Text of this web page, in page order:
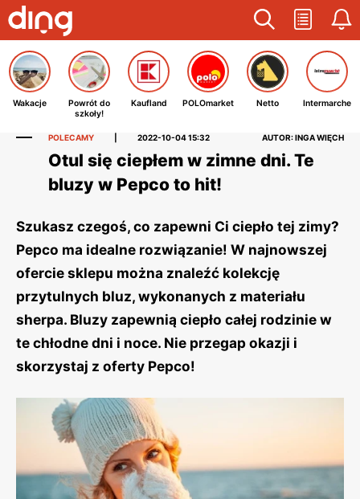
Wakacje
Powrót do
szkoły!
Kaufland POLOmarket Netto Intermarche
POLECAMY 2022-10-04 15:32 AUTOR: INGA WIĘCH
Otul się ciepłem w zimne dni. Te
bluzy w Pepco to hit!
Szukasz czegoś, co zapewni Ci ciepło tej zimy?
Pepco ma idealne rozwiązanie! W najnowszej
ofercie sklepu można znaleźć kolekcję
przytulnych bluz, wykonanych z materiału
sherpa. Bluzy zapewnią ciepło całej rodzinie w
te chłodne dni i noce. Nie przegap okazji i
skorzystaj z oferty Pepco!